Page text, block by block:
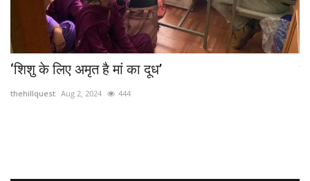
‘शिशु के लिए अमृत है मां का दूध’
thehillquest Aug 2, 2024 444